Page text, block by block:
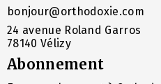
bonjour@orthodoxie.com
24 avenue Roland Garros
78140 Vélizy
Abonnement